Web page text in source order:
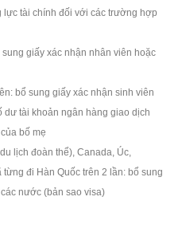
lực tài chính đối với các trường hợp
giấy xác nhận nhân viên hoặc
bổ sung giấy xác nhận sinh viên
dư tài khoản ngân hàng giao dịch
bố mẹ
lịch đoàn thể), Canada, Úc,
đi Hàn Quốc trên 2 lần: bổ sung
nước (bản sao visa)